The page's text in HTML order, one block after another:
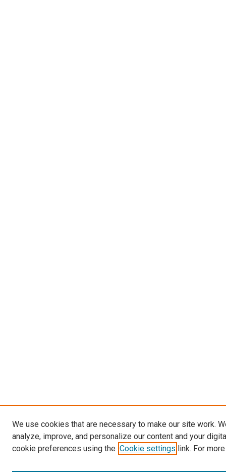
We use cookies that are necessary to make our site work.
analyze, improve, and personalize our content and your
cookie preferences using the Cookie settings link. For